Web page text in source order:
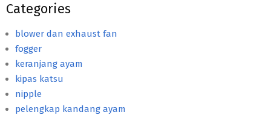
Categories
blower dan exhaust fan
fogger
keranjang ayam
kipas katsu
nipple
pelengkap kandang ayam